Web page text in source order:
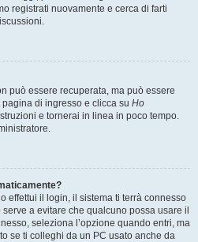
registrati nuovamente e cerca di farti
può essere recuperata, ma può essere
di ingresso e clicca su Ho
e tornerai in linea in poco tempo.
effettui il login, il sistema ti terrà connesso
a evitare che qualcuno possa usare il
seleziona l’opzione quando entri, ma
se ti colleghi da un PC usato anche da